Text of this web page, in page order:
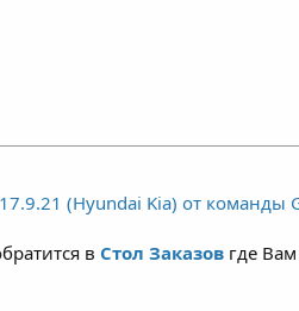
(Hyundai Kia) от команды
в Стол Заказов где